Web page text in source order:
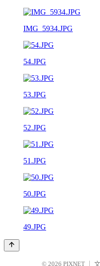
IMG_5934.JPG
54.JPG
53.JPG
52.JPG
51.JPG
50.JPG
49.JPG
© 2026 PIXNET